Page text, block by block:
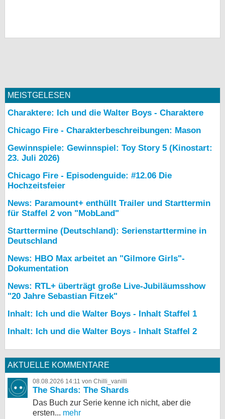
MEISTGELESEN
Charaktere: Ich und die Walter Boys - Charaktere
Chicago Fire - Charakterbeschreibungen: Mason
Gewinnspiele: Gewinnspiel: Toy Story 5 (Kinostart:
23. Juli 2026)
Chicago Fire - Episodenguide: #12.06 Die
Hochzeitsfeier
News: Paramount+ enthüllt Trailer und Starttermin
für Staffel 2 von "MobLand"
Starttermine (Deutschland): Serienstarttermine in
Deutschland
News: HBO Max arbeitet an "Gilmore Girls"-
Dokumentation
News: RTL+ überträgt große Live-Jubiläumsshow
"20 Jahre Sebastian Fitzek"
Inhalt: Ich und die Walter Boys - Inhalt Staffel 1
Inhalt: Ich und die Walter Boys - Inhalt Staffel 2
AKTUELLE KOMMENTARE
08.08.2026 14:11 von Chilli_vanilli
The Shards: The Shards
Das Buch zur Serie kenne ich nicht, aber die
ersten... mehr